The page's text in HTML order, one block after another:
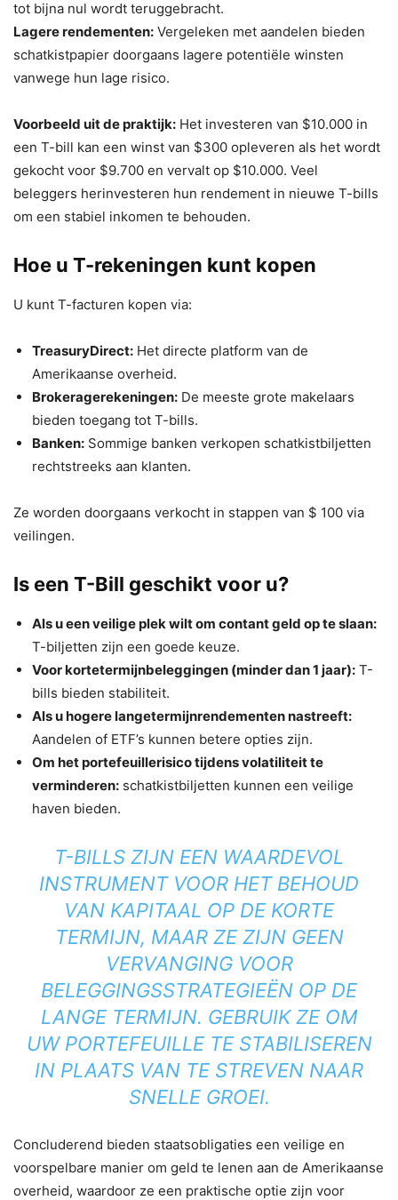
tot bijna nul wordt teruggebracht.
Lagere rendementen: Vergeleken met aandelen bieden
schatkistpapier doorgaans lagere potentiële winsten
vanwege hun lage risico.
Voorbeeld uit de praktijk: Het investeren van $10.000 in
een T-bill kan een winst van $300 opleveren als het wordt
gekocht voor $9.700 en vervalt op $10.000. Veel
beleggers herinvesteren hun rendement in nieuwe T-bills
om een ​​stabiel inkomen te behouden.
Hoe u T-rekeningen kunt kopen
U kunt T-facturen kopen via:
TreasuryDirect: Het directe platform van de
Amerikaanse overheid.
Brokeragerekeningen: De meeste grote makelaars
bieden toegang tot T-bills.
Banken: Sommige banken verkopen schatkistbiljetten
rechtstreeks aan klanten.
Ze worden doorgaans verkocht in stappen van $ 100 via
veilingen.
Is een T-Bill geschikt voor u?
Als u een veilige plek wilt om contant geld op te slaan:
T-biljetten zijn een goede keuze.
Voor kortetermijnbeleggingen (minder dan 1 jaar): T-
bills bieden stabiliteit.
Als u hogere langetermijnrendementen nastreeft:
Aandelen of ETF’s kunnen betere opties zijn.
Om het portefeuillerisico tijdens volatiliteit te
verminderen: schatkistbiljetten kunnen een veilige
haven bieden.
T-BILLS ZIJN EEN WAARDEVOL
INSTRUMENT VOOR HET BEHOUD
VAN KAPITAAL OP DE KORTE
TERMIJN, MAAR ZE ZIJN GEEN
VERVANGING VOOR
BELEGGINGSSTRATEGIEËN OP DE
LANGE TERMIJN. GEBRUIK ZE OM
UW PORTEFEUILLE TE STABILISEREN
IN PLAATS VAN TE STREVEN NAAR
SNELLE GROEI.
Concluderend bieden staatsobligaties een veilige en
voorspelbare manier om geld te lenen aan de Amerikaanse
overheid, waardoor ze een praktische optie zijn voor